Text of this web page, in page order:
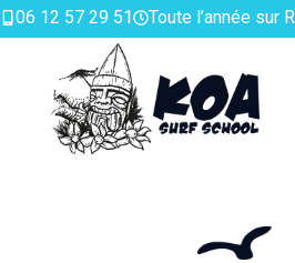
06 12 57 29 51 Toute l’année sur